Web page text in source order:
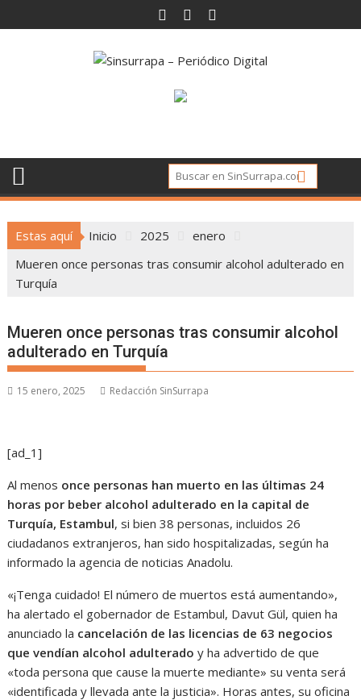
al
Estas aquí Inicio 2025
enero
Mueren once personas tras consumir alcohol adulterado en
Turquía
Mueren once personas tras consumir alcohol
adulterado en Turquía
15 enero, 2025 Redacción SinSurrapa
[ad_1]
Al menos once personas han muerto en las últimas 24
horas por beber alcohol adulterado en la capital de
Turquía, Estambul, si bien 38 personas, incluidos 26
ciudadanos extranjeros, han sido hospitalizadas, según ha
informado la agencia de noticias Anadolu.
«¡Tenga cuidado! El número de muertos está aumentando»,
ha alertado el gobernador de Estambul, Davut Gül, quien ha
anunciado la cancelación de las licencias de 63 negocios
que vendían alcohol adulterado y ha advertido de que
«toda persona que cause la muerte mediante» su venta será
«identificada y llevada ante la justicia». Horas antes, su oficina